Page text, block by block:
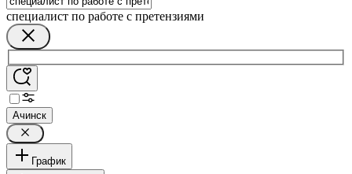
специалист по работе с претензиями
Ачинск
График